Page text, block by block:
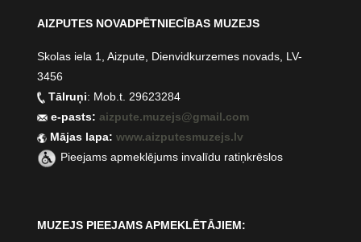
AIZPUTES NOVADPĒTNIECĪBAS MUZEJS
Skolas iela 1, Aizpute, Dienvidkurzemes novads, LV-
3456
Tālruņi: Mob.t. 29623284
e-pasts:aizpute.muzejs@gmail.com
Mājas lapa:www.aizputesmuzejs.lv
Pieejams apmeklējums invalīdu ratiņkrēslos
MUZEJS PIEEJAMS APMEKLĒTĀJIEM: